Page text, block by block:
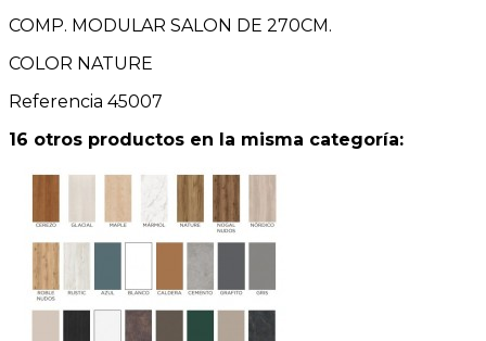
COMP. MODULAR SALON DE 270CM.
COLOR NATURE
Referencia 45007
16 otros productos en la misma categoría: